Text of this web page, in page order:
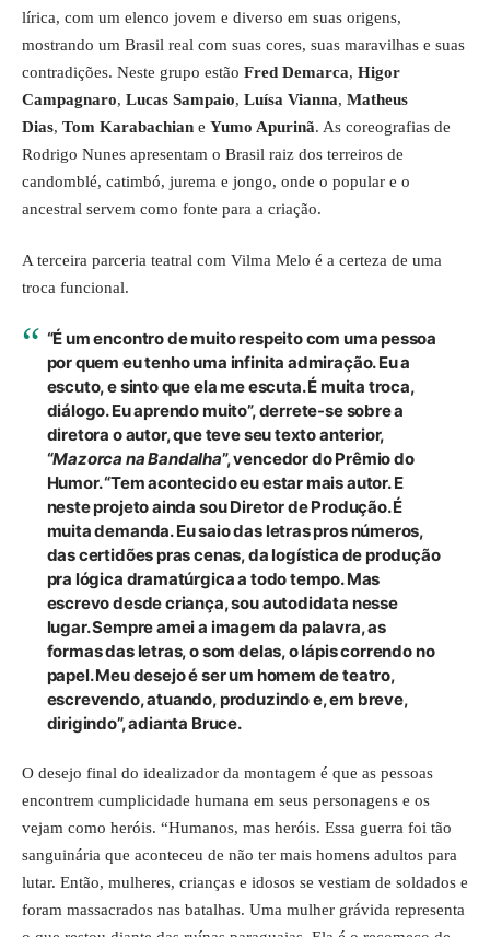
lírica, com um elenco jovem e diverso em suas origens,
mostrando um Brasil real com suas cores, suas maravilhas e suas
contradições. Neste grupo estão Fred Demarca, Higor
Campagnaro, Lucas Sampaio, Luísa Vianna, Matheus
Dias, Tom Karabachian e Yumo Apurinã. As coreografias de
Rodrigo Nunes apresentam o Brasil raiz dos terreiros de
candomblé, catimbó, jurema e jongo, onde o popular e o
ancestral servem como fonte para a criação.
A terceira parceria teatral com Vilma Melo é a certeza de uma
troca funcional.
“É um encontro de muito respeito com uma pessoa
por quem eu tenho uma infinita admiração. Eu a
escuto, e sinto que ela me escuta. É muita troca,
diálogo. Eu aprendo muito”, derrete-se sobre a
diretora o autor, que teve seu texto anterior,
“Mazorca na Bandalha”, vencedor doPrêmio do
Humor. “Tem acontecido eu estar mais autor. E
neste projeto ainda sou Diretor de Produção. É
muita demanda. Eu saio das letras pros números,
das certidões pras cenas, da logística de produção
pra lógica dramatúrgica a todo tempo. Mas
escrevo desde criança, sou autodidata nesse
lugar. Sempre amei a imagem da palavra, as
formas das letras, o som delas, o lápis correndo no
papel. Meu desejo é ser um homem de teatro,
escrevendo, atuando, produzindo e, em breve,
dirigindo”, adianta Bruce.
O desejo final do idealizador da montagem é que as pessoas
encontrem cumplicidade humana em seus personagens e os
vejam como heróis. “Humanos, mas heróis. Essa guerra foi tão
sanguinária que aconteceu de não ter mais homens adultos para
lutar. Então, mulheres, crianças e idosos se vestiam de soldados e
foram massacrados nas batalhas. Uma mulher grávida representa